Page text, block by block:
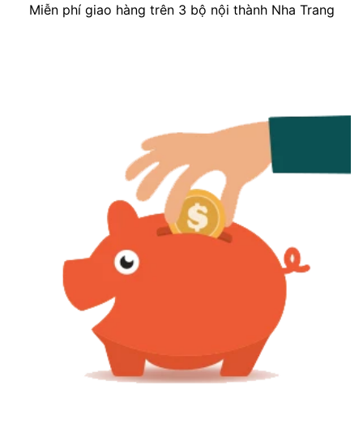
Miễn phí giao hàng trên 3 bộ nội thành Nha Trang